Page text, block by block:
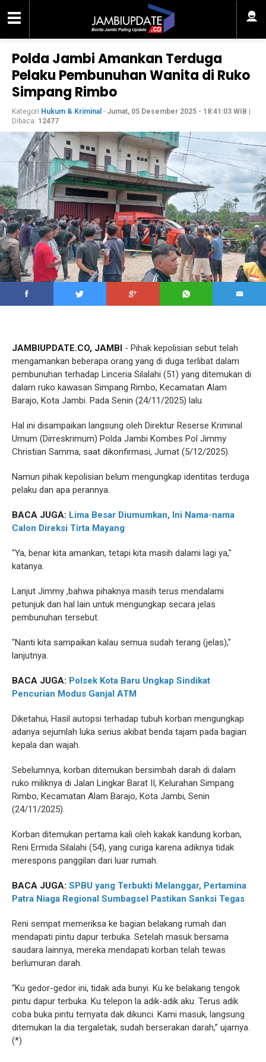
Polda Jambi Amankan Terduga
Pelaku Pembunuhan Wanita di Ruko
Simpang Rimbo
Kategori Hukum & Kriminal - Jumat, 05 Desember 2025 - 18:41:03 WIB
Dibaca: 12477
JAMBIUPDATE.CO, JAMBI - Pihak kepolisian sebut telah
mengamankan beberapa orang yang di duga terlibat dalam
pembunuhan terhadap Linceria Silalahi (51) yang ditemukan di
dalam ruko kawasan Simpang Rimbo, Kecamatan Alam
Barajo, Kota Jambi. Pada Senin (24/11/2025) lalu.
Hal ini disampaikan langsung oleh Direktur Reserse Kriminal
Umum (Dirreskrimum) Polda Jambi Kombes Pol Jimmy
Christian Samma, saat dikonfirmasi, Jumat (5/12/2025).
Namun pihak kepolisian belum mengungkap identitas terduga
pelaku dan apa perannya.
BACA JUGA: Lima Besar Diumumkan, Ini Nama-nama
Calon Direksi Tirta Mayang
"Ya, benar kita amankan, tetapi kita masih dalami lagi ya,"
katanya.
Lanjut Jimmy ,bahwa pihaknya masih terus mendalami
petunjuk dan hal lain untuk mengungkap secara jelas
pembunuhan tersebut.
"Nanti kita sampaikan kalau semua sudah terang (jelas),"
lanjutnya.
BACA JUGA: Polsek Kota Baru Ungkap Sindikat
Pencurian Modus Ganjal ATM
Diketahui, Hasil autopsi terhadap tubuh korban mengungkap
adanya sejumlah luka serius akibat benda tajam pada bagian
kepala dan wajah.
Sebelumnya, korban ditemukan bersimbah darah di dalam
ruko miliknya di Jalan Lingkar Barat II, Kelurahan Simpang
Rimbo, Kecamatan Alam Barajo, Kota Jambi, Senin
(24/11/2025).
Korban ditemukan pertama kali oleh kakak kandung korban,
Reni Ermida Silalahi (54), yang curiga karena adiknya tidak
merespons panggilan dari luar rumah.
BACA JUGA: SPBU yang Terbukti Melanggar, Pertamina
Patra Niaga Regional Sumbagsel Pastikan Sanksi Tegas
Reni sempat memeriksa ke bagian belakang rumah dan
mendapati pintu dapur terbuka. Setelah masuk bersama
saudara lainnya, mereka mendapati korban telah tewas
berlumuran darah.
“Ku gedor-gedor ini, tidak ada bunyi. Ku ke belakang tengok
pintu dapur terbuka. Ku telepon la adik-adik aku. Terus adik
coba buka pintu ternyata dak dikunci. Kami masuk, langsung
ditemukan la dia tergaletak, sudah berserakan darah,” ujarnya.
(*)